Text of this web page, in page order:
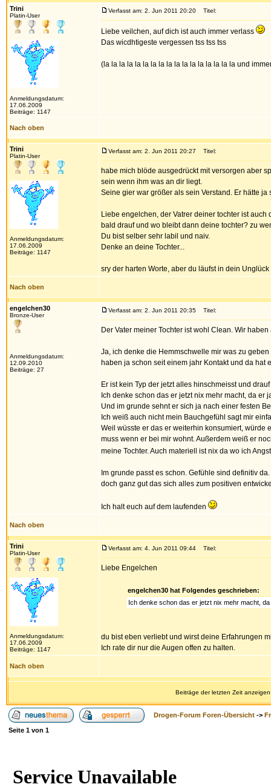
Trini
Platin-User
Anmeldungsdatum:
17.06.2009
Beiträge: 1147
Verfasst am: 2. Jun 2011 20:20 Titel:
Liebe veilchen, auf dich ist auch immer verlass
Das wicdhtigeste vergessen tss tss tss
(la la la la la la la la la la la la la la la la la und
Nach oben
Trini
Platin-User
Anmeldungsdatum:
17.06.2009
Beiträge: 1147
Verfasst am: 2. Jun 2011 20:27 Titel:
habe mich blöde ausgedrückt mit versorgen aber
sein wenn ihm was an dir liegt.
Seine gier war größer als sein Verstand. Er hätte
Liebe engelchen, der Vatrer deiner tochter ist
bald drauf und wo bleibt dann deine tochter? zu
Du bist selber sehr labil und naiv.
Denke an deine Tochter...
sry der harten Worte, aber du läufst in dein Unglück
Nach oben
engelchen30
Bronze-User
Anmeldungsdatum:
12.09.2010
Beiträge: 27
Verfasst am: 2. Jun 2011 20:35 Titel:
Der Vater meiner Tochter ist wohl Clean. Wir
Ja, ich denke die Hemmschwelle mir was zu
haben ja schon seit einem jahr Kontakt und da hat
Er ist kein Typ der jetzt alles hinschmeisst und
Ich denke schon das er jetzt nix mehr macht, da
Und im grunde sehnt er sich ja nach einer festen
Ich weiß auch nicht mein Bauchgefühl sagt mir
Weil wüsste er das er weiterhin konsumiert,
muss wenn er bei mir wohnt. Außerdem weiß er
meine Tochter. Auch materiell ist nix da wo ich
Im grunde passt es schon. Gefühle sind definitiv
doch ganz gut das sich alles zum positiven
Ich halt euch auf dem laufenden
Nach oben
Trini
Platin-User
Anmeldungsdatum:
17.06.2009
Beiträge: 1147
Verfasst am: 4. Jun 2011 09:44 Titel:
Liebe Engelchen
engelchen30 hat Folgendes geschrieben:
Ich denke schon das er jetzt nix mehr macht,
du bist eben verliebt und wirst deine Erfahrungen
Ich rate dir nur die Augen offen zu halten.
Nach oben
Beiträge der letzten Zeit
Drogen-Forum Foren-Übersicht ->
Seite 1 von 1